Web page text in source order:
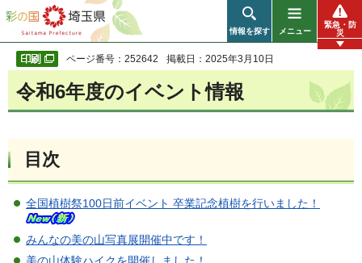
彩の国 埼玉県
情報を探す メニュー
緊急・防
災
ページ番号：252642 掲載日：2025年3月10日
令和6年度のイベント情報
目次
全国植樹祭100日前イベント 卒業記念植樹を行いました！
みんなの美の山写真展開催中です！
美の山体験ハイクを開催しました！